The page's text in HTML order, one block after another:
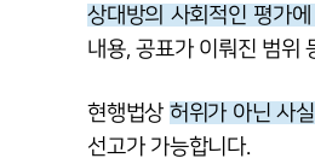
상대방의 사회적인 평가
내용, 공표가 이뤄진 범위
현행법상 허위가 아닌 사
선고가 가능합니다.